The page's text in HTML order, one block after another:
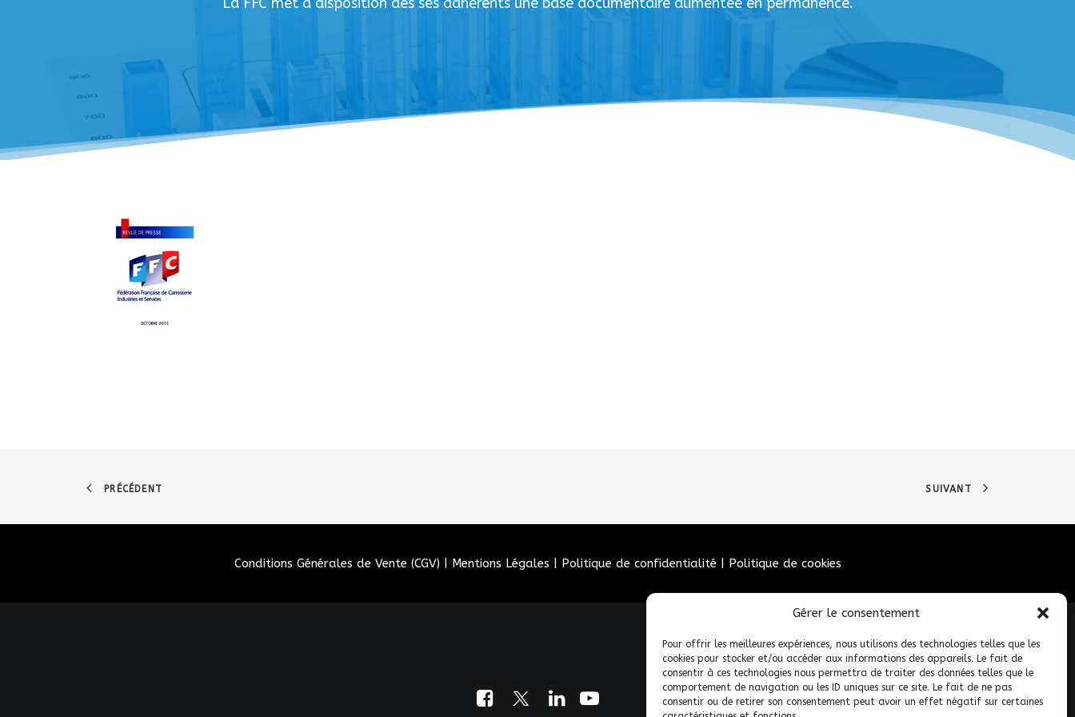
Gérer le consentement
Pour offrir les meilleures expériences, nous utilisons des technologies telles que les
cookies pour stocker et/ou accéder aux informations des appareils. Le fait de
consentir à ces technologies nous permettra de traiter des données telles que le
comportement de navigation ou les ID uniques sur ce site. Le fait de ne pas
consentir ou de retirer son consentement peut avoir un effet négatif sur certaines
PRÉCÉDENT SUIVANT
Conditions Générales de Vente (CGV) Mentions Légales Politique de confidentialité Politique de cookies